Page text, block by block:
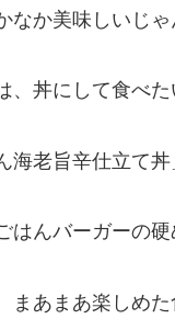
なか美味しいじ
、丼にして食べ
海老旨辛仕立て
はんバーガーの
まあまあ楽しめた